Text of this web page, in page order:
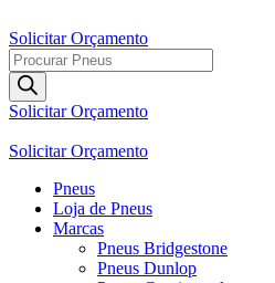
para
o
conteúdo
Solicitar Orçamento
Pesquisar
produtos
Solicitar Orçamento
Solicitar Orçamento
Pneus
Loja de Pneus
Marcas
Pneus Bridgestone
Pneus Dunlop